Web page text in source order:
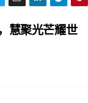
慧聚光芒耀世